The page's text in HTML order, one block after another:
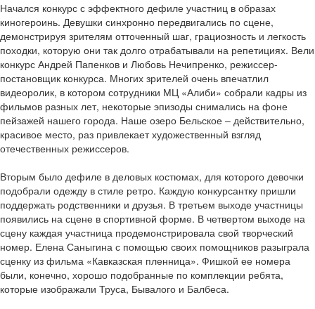
Начался конкурс с эффектного дефиле участниц в образах
киногероинь. Девушки синхронно передвигались по сцене,
демонстрируя зрителям отточенный шаг, грациозность и легкость
походки, которую они так долго отрабатывали на репетициях. Вели
конкурс Андрей Папенков и Любовь Нечипренко, режиссер­
постановщик конкурса. Многих зрителей очень впечатлил
видеоролик, в котором сотрудники МЦ «Алиби» собрали кадры из
фильмов разных лет, некоторые эпизоды снимались на фоне
пейзажей нашего города. Наше озеро Бельское – действительно,
красивое место, раз привлекает художественный взгляд
отечественных режиссеров.
Вторым было дефиле в деловых костюмах, для которого девочки
подобрали одежду в стиле ретро. Каждую конкурсантку пришли
поддержать родственники и друзья. В третьем выходе участницы
появились на сцене в спортивной форме. В четвертом выходе на
сцену каждая участница продемонстрировала свой творческий
номер. Елена Саныгина с помощью своих помощников разыграла
сценку из фильма «Кавказская пленница». Фишкой ее номера
были, конечно, хорошо подобранные по комплекции ребята,
которые изображали Труса, Бывалого и Балбеса.